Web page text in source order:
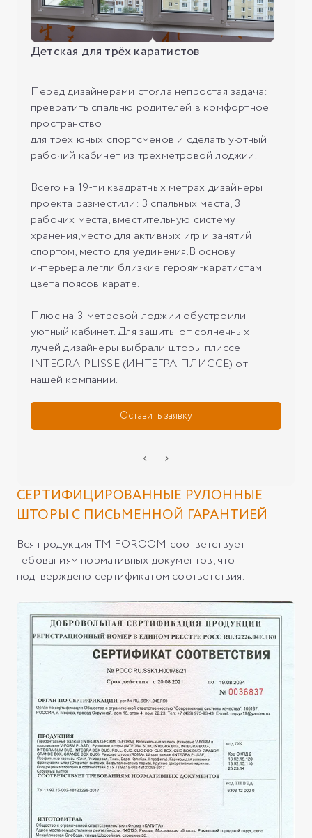
Детская для трёх каратистов
Перед дизайнерами стояла непростая задача:
превратить спальню родителей в комфортное
пространство
для трех юных спортсменов и сделать уютный
рабочий кабинет из трехметровой лоджии.
Всего на 19-ти квадратных метрах дизайнеры
проекта разместили: 3 спальных места, 3
рабочих места, вместительную систему
хранения,место для активных игр и занятий
спортом, место для уединения.В основу
интерьера легли близкие героям-каратистам
цвета поясов карате.
Плюс на 3-метровой лоджии обустроили
уютный кабинет. Для защиты от солнечных
лучей дизайнеры выбрали шторы плиссе
INTEGRA PLISSE (ИНТЕГРА ПЛИССЕ) от
Оставить заявку
‹ ›
СЕРТИФИЦИРОВАННЫЕ РУЛОННЫЕ
ШТОРЫ С ПИСЬМЕННОЙ ГАРАНТИЕЙ
Вся продукция ТМ FOROOM соответствует
тебованиям нормативных документов, что
подтверждено сертификатом соответствия.